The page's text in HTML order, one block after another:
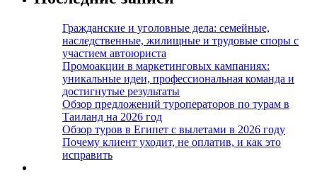
Гражданские и уголовные дела: семейные,
наследственные, жилищные и трудовые споры с
участием автоюриста
Промоакции в маркетинговых кампаниях:
уникальные идеи, профессиональная команда и
достигнутые результаты
Обзор предложений туроператоров по турам в
Таиланд на 2026 год
Обзор туров в Египет с вылетами в 2026 году
Почему клиент уходит, не оплатив, и как это
исправить